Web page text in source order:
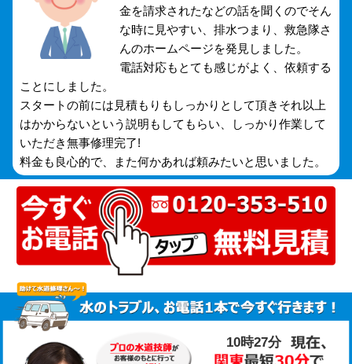
金を請求されたなどの話を聞くのでそん
な時に見やすい、排水つまり、救急隊さ
んのホームページを発見しました。
電話対応もとても感じがよく、依頼する
ことにしました。
スタートの前には見積もりもしっかりとして頂きそれ以上
はかからないという説明もしてもらい、しっかり作業して
いただき無事修理完了!
料金も良心的で、また何かあれば頼みたいと思いました。
10時27分